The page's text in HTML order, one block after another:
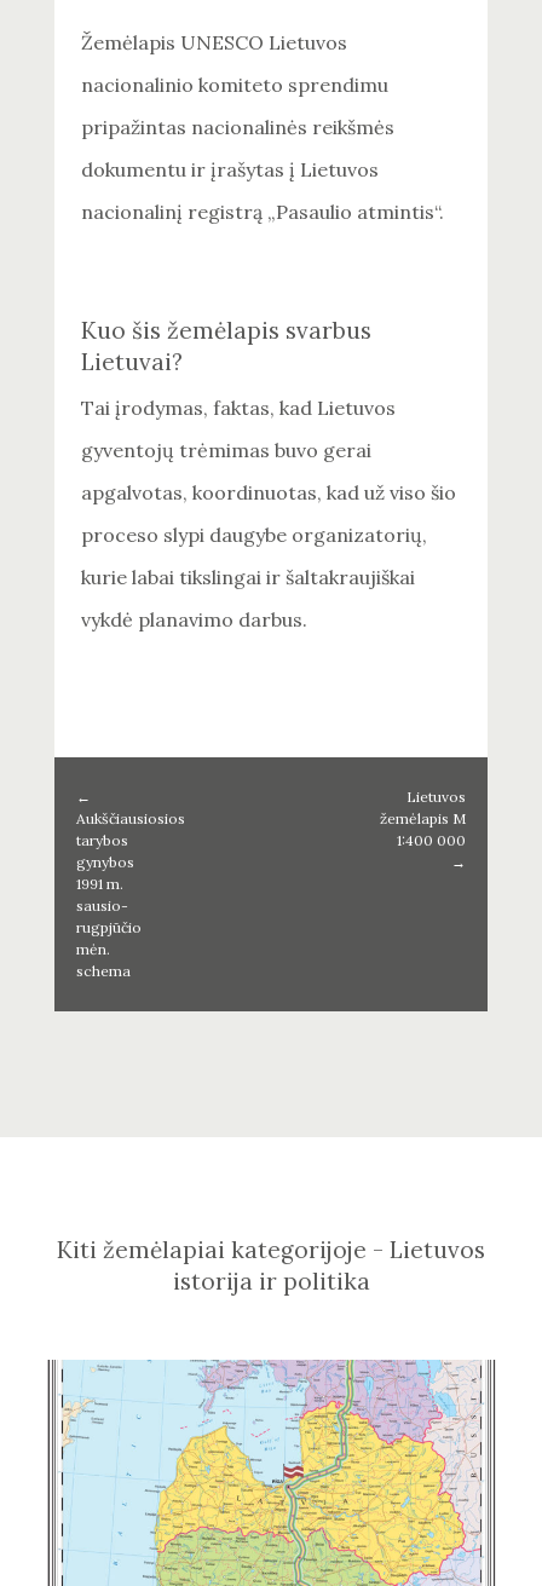
Žemėlapis UNESCO Lietuvos
nacionalinio komiteto sprendimu
pripažintas nacionalinės reikšmės
dokumentu ir įrašytas į Lietuvos
nacionalinį registrą „Pasaulio atmintis“.
Kuo šis žemėlapis svarbus
Lietuvai?
Tai įrodymas, faktas, kad Lietuvos
gyventojų trėmimas buvo gerai
apgalvotas, koordinuotas, kad už viso šio
proceso slypi daugybe organizatorių,
kurie labai tikslingai ir šaltakraujiškai
vykdė planavimo darbus.
←
Aukščiausiosios
tarybos
gynybos
1991 m.
sausio-
rugpjūčio
mėn.
schema
Lietuvos
žemėlapis M
1:400 000
→
Kiti žemėlapiai kategorijoje - Lietuvos
istorija ir politika